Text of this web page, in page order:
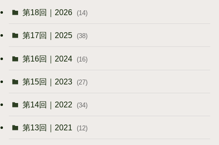
第18回｜2026 (14)
第17回｜2025 (38)
第16回｜2024 (16)
第15回｜2023 (27)
第14回｜2022 (34)
第13回｜2021 (12)